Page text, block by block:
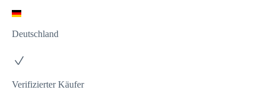
Deutschland
Verifizierter Käufer